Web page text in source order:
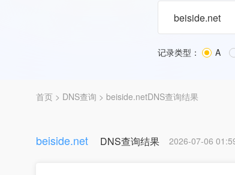
记录类型： A
首页 > DNS查询 > beiside.netDNS查询结果
beiside.net DNS查询结果 2026-07-06